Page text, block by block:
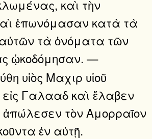
καὶ τὴν
ἐπωνόμασαν κατὰ τὰ
τὰ ὀνόματα τῶν
ᾠκοδόμησαν. —
υἱὸς Μαχιρ υἱοῦ
Γαλααδ καὶ ἔλαβεν
ἀπώλεσεν τὸν Αμορραῖον
ἐν αὐτῇ.